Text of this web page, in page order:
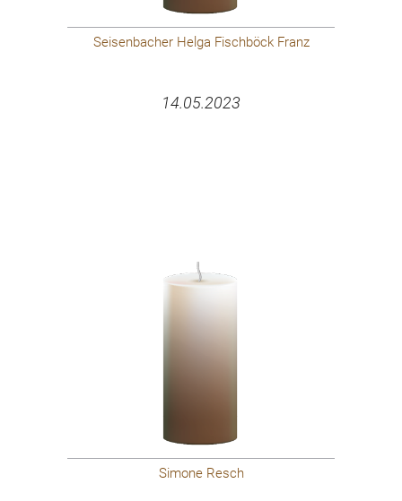
Seisenbacher Helga Fischböck Franz
14.05.2023
Simone Resch